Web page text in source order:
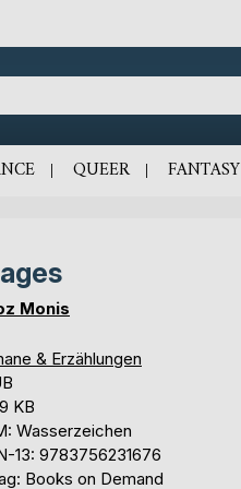
QUEER FANTASY
Monis
& Erzählungen
KB
Wasserzeichen
13: 9783756231676
Books on Demand